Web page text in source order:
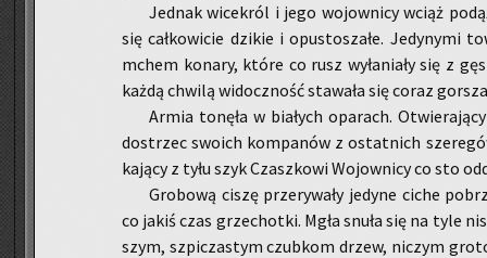
Jed­nak wi­ce­król i jego wo­jow­ni­cy wciąż
się cał­ko­wi­cie dzi­kie i opu­sto­sza­łe. Je­dy­ny­mi
mchem ko­na­ry, które co rusz wy­ła­nia­ły się z
każdą chwi­lą wi­docz­ność sta­wa­ła się coraz
Armia to­nę­ła w bia­łych opa­rach.
do­strzec swo­ich kom­pa­nów z ostat­nich
ka­ją­cy z tyłu szyk Czasz­ko­wi Wo­jow­ni­cy co sto
Gro­bo­wą ciszę prze­ry­wa­ły je­dy­ne ciche
co jakiś czas grze­chot­ki. Mgła snuła się na tyle
szym, szpi­cza­stym czub­kom drzew, ni­czym